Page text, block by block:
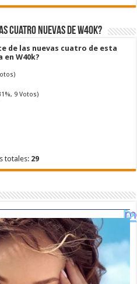
cuatro nuevas de W40k?
de las nuevas cuatro de esta
en W40k?
9 Votos)
totales: 29